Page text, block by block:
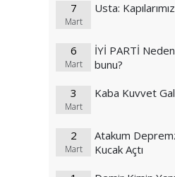
7
Mart
Usta:
6
Mart
İYİ PARTİ
bunu?
3
Mart
Kaba Kuvvet
2
Mart
Atakum
Kucak Açtı